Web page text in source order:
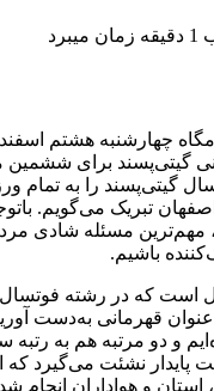
چهارشنبه هشتم
گیتی‌پسند برای ششمین
گیتی‌پسند را به
تبریک می‌گویم.
مهم‌ترین مسئله شادی
باشیم.
۱۴سال است که در رشته
قهرمانی به‌دست
و دو مرتبه هم به رتبه
پایدار نشئت می‌گیرد
استان و هواداران انجام